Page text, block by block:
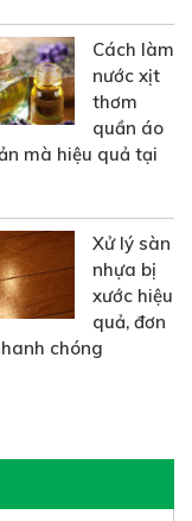
Cách làm
nước xịt
thơm
quần áo
mà hiệu quả tại
Xử lý sàn
nhựa bị
xước hiệu
quả, đơn
chóng